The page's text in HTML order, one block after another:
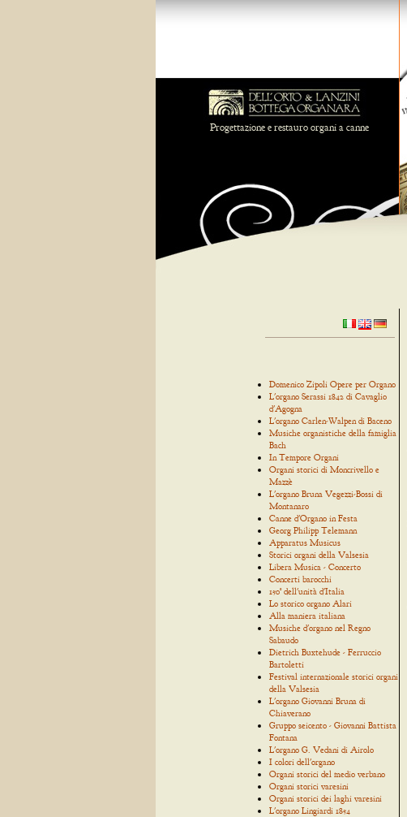
Progettazione e restauro organi a canne
Domenico Zipoli Opere per Organo
L'organo Serassi 1842 di Cavaglio
d'Agogna
L'organo Carlen-Walpen di Baceno
Musiche organistiche della famiglia
Bach
In Tempore Organi
Organi storici di Moncrivello e
Mazzè
L'organo Bruna Vegezzi-Bossi di
Montanaro
Canne d'Organo in Festa
Georg Philipp Telemann
Apparatus Musicus
Storici organi della Valsesia
Libera Musica - Concerto
Concerti barocchi
150° dell'unità d'Italia
Lo storico organo Alari
Alla maniera italiana
Musiche d'organo nel Regno
Sabaudo
Dietrich Buxtehude - Ferruccio
Bartoletti
Festival internazionale storici organi
della Valsesia
L'organo Giovanni Bruna di
Chiaverano
Gruppo seicento - Giovanni Battista
Fontana
L'organo G. Vedani di Airolo
I colori dell'organo
Organi storici del medio verbano
Organi storici varesini
Organi storici dei laghi varesini
L'organo Lingiardi 1854